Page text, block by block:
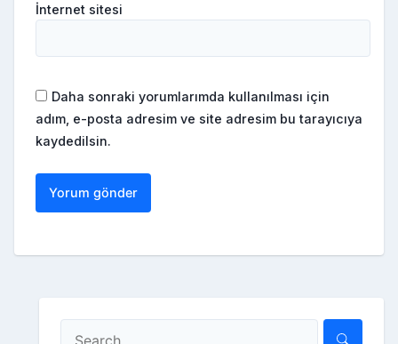
İnternet sitesi
Daha sonraki yorumlarımda kullanılması için
adım, e-posta adresim ve site adresim bu tarayıcıya
kaydedilsin.